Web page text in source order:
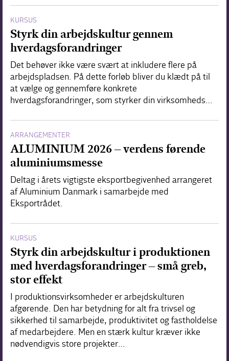
KURSUS
Styrk din arbejdskultur gennem
hverdagsforandringer
Det behøver ikke være svært at inkludere flere på
arbejdspladsen. På dette forløb bliver du klædt på til
at vælge og gennemføre konkrete
hverdagsforandringer, som styrker din virksomheds…
ARRANGEMENTER
ALUMINIUM 2026 – verdens førende
aluminiumsmesse
Deltag i årets vigtigste eksportbegivenhed arrangeret
af Aluminium Danmark i samarbejde med
Eksportrådet.
KURSUS
Styrk din arbejdskultur i produktionen
med hverdagsforandringer – små greb,
stor effekt
I produktionsvirksomheder er arbejdskulturen
afgørende. Den har betydning for alt fra trivsel og
sikkerhed til samarbejde, produktivitet og fastholdelse
af medarbejdere. Men en stærk kultur kræver ikke
nødvendigvis store projekter…